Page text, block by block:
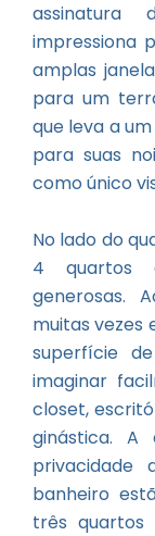
assinatura
impressiona
amplas
para um
que leva a
para suas
como único
No lado do
4 quartos
generosas.
muitas vezes
superfície
imaginar
closet,
ginástica. A
banheiro
três quartos